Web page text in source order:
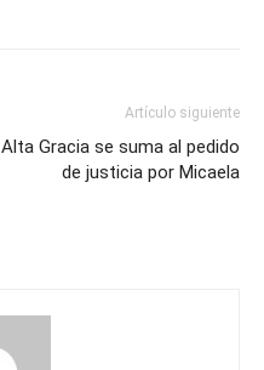
Artículo siguiente
Alta Gracia se suma al pedido
de justicia por Micaela